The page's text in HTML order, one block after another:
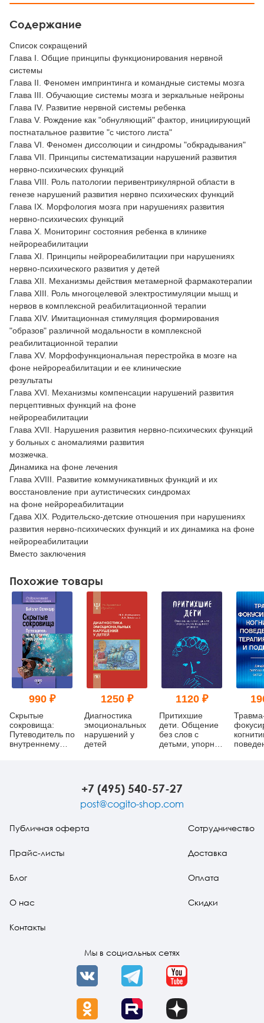
Содержание
Список сокращений
Глава I. Общие принципы функционирования нервной
системы
Глава II. Феномен импринтинга и командные системы мозга
Глава III. Обучающие системы мозга и зеркальные нейроны
Глава IV. Развитие нервной системы ребенка
Глава V. Рождение как "обнуляющий" фактор, инициирующий
постнатальное развитие "с чистого листа"
Глава VI. Феномен диссолюции и синдромы "обкрадывания"
Глава VII. Принципы систематизации нарушений развития
нервно-психических функций
Глава VIII. Роль патологии перивентрикулярной области в
генезе нарушений развития нервно психических функций
Глава IX. Морфология мозга при нарушениях развития
нервно-психических функций
Глава X. Мониторинг состояния ребенка в клинике
нейрореабилитации
Глава XI. Принципы нейрореабилитации при нарушениях
нервно-психического развития у детей
Глава XII. Механизмы действия метамерной фармакотерапии
Глава XIII. Роль многоцелевой электростимуляции мышц и
нервов в комплексной реабилитационной терапии
Глава XIV. Имитационная стимуляция формирования
"образов" различной модальности в комплексной
реабилитационной терапии
Глава XV. Морфофункциональная перестройка в мозге на
фоне нейрореабилитации и ее клинические
результаты
Глава XVI. Механизмы компенсации нарушений развития
перцептивных функций на фоне
нейрореабилитации
Глава XVII. Нарушения развития нервно-психических функций
у больных с аномалиями развития
мозжечка.
Динамика на фоне лечения
Глава XVIII. Развитие коммуникативных функций и их
восстановление при аутистических синдромах
на фоне нейрореабилитации
Гдава XIX. Родительско-детские отношения при нарушениях
развития нервно-психических функций и их динамика на фоне
нейрореабилитации
Вместо заключения
Похожие товары
990 ₽
Скрытые
сокровища:
Путеводитель по
внутреннему
1250 ₽
Диагностика
эмоциональных
нарушений у
детей
1120 ₽
Притихшие
дети. Общение
без слов с
детьми, упорно
+7 (495) 540-57-27
post@cogito-shop.com
Публичная оферта
Прайс-листы
Блог
О нас
Контакты
Сотрудничество
Доставка
Оплата
Скидки
Мы в социальных сетях
VK Telegram YouTube
OK Rutube Dzen